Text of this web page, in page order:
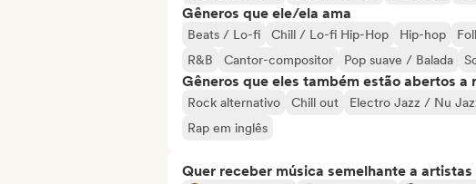
Gêneros que ele/ela ama
Beats / Lo-fi Chill / Lo-fi Hip-Hop Hip-hop
R&B
Cantor-compositor Pop suave / Balada
Gêneros que eles também estão abertos a
Rock alternativo Chill out Electro Jazz / Nu
Rap em inglês
Quer receber música semelhante a artistas